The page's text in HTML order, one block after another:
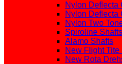
Nylon Deflecta
Nylon Deflecta
Nylon Two
Spiroline Shafts
Alamo Shafts
New Flight Tite
New Rota